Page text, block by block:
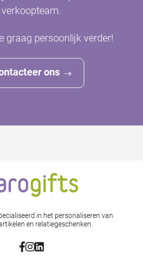
verkoopteam.
graag persoonlijk verder!
ons
in het personaliseren van
en relatiegeschenken.